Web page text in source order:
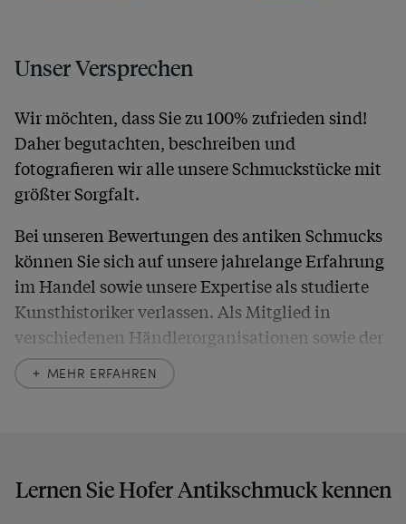
Unser Versprechen
Wir möchten, dass Sie zu 100% zufrieden sind!
Daher begutachten, beschreiben und
fotografieren wir alle unsere Schmuckstücke mit
größter Sorgfalt.
Bei unseren Bewertungen des antiken Schmucks
können Sie sich auf unsere jahrelange Erfahrung
im Handel sowie unsere Expertise als studierte
Kunsthistoriker verlassen. Als Mitglied in
verschiedenen Händlerorganisationen sowie der
Sie, wenn unser Paket zu Ihnen kommt, keine
MEHR ERFAHREN
Lernen Sie Hofer Antikschmuck kennen